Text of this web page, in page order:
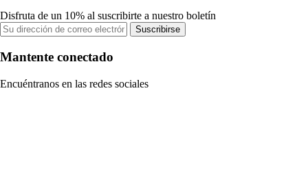
Disfruta de un 10% al suscribirte a nuestro boletín
Suscribirse
Mantente conectado
Encuéntranos en las redes sociales